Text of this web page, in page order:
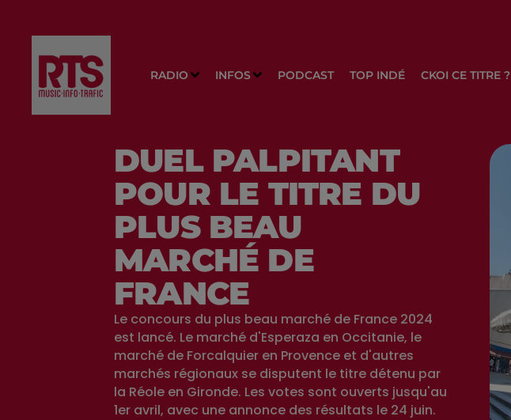
RADIO INFOS PODCAST TOP INDÉ CKOI CE TITRE ?
DUEL PALPITANT
POUR LE TITRE DU
PLUS BEAU
MARCHÉ DE
FRANCE
Le concours du plus beau marché de France 2024
est lancé. Le marché d'Esperaza en Occitanie, le
marché de Forcalquier en Provence et d'autres
marchés régionaux se disputent le titre détenu par
la Réole en Gironde. Les votes sont ouverts jusqu'au
1er avril, avec une annonce des résultats le 24 juin.